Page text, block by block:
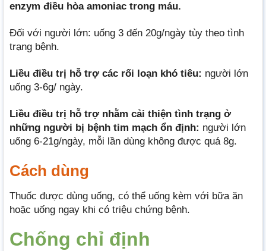
enzym điều hòa amoniac trong máu.
Đối với người lớn: uống 3 đến 20g/ngày tùy theo tình
trạng bệnh.
Liều điều trị hỗ trợ các rối loạn khó tiêu: người lớn
uống 3-6g/ ngày.
Liều điều trị hỗ trợ nhằm cải thiện tình trạng ở
những người bị bệnh tim mạch ổn định: người lớn
uống 6-21g/ngày, mỗi lần dùng không được quá 8g.
Cách dùng
Thuốc được dùng uống, có thể uống kèm với bữa ăn
hoặc uống ngay khi có triệu chứng bệnh.
Chống chỉ định